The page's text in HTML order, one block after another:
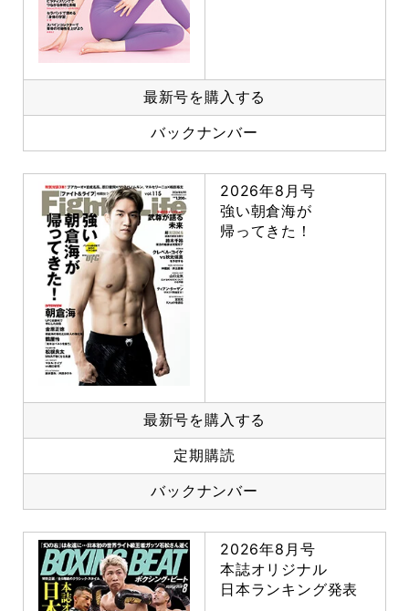
最新号を購入する
バックナンバー
2026年8月号
強い朝倉海が
帰ってきた！
最新号を購入する
定期購読
バックナンバー
2026年8月号
本誌オリジナル
日本ランキング発表